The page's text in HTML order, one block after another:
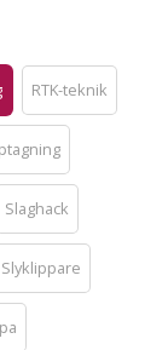
RTK-teknik
Slaghack
Slyklippare